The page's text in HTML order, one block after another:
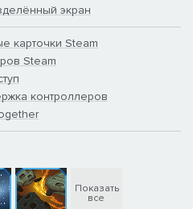
экран
карточки Steam
Steam
контроллеров
Показать
все